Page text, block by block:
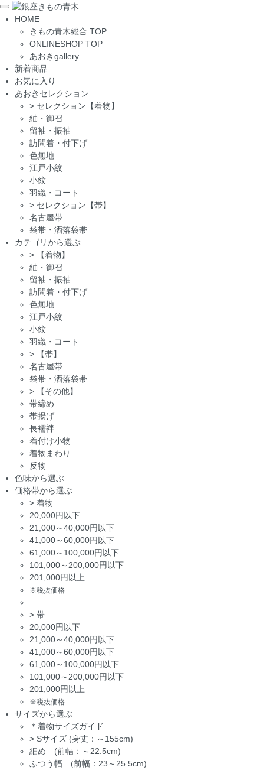
Toggle
navigation
HOME
きもの青木総合 TOP
ONLINESHOP TOP
あおきgallery
新着商品
お気に入り
あおきセレクション
> セレクション【着物】
紬・御召
留袖・振袖
訪問着・付下げ
色無地
江戸小紋
小紋
羽織・コート
> セレクション【帯】
名古屋帯
袋帯・洒落袋帯
カテゴリから選ぶ
>
【着物】
紬・御召
留袖・振袖
訪問着・付下げ
色無地
江戸小紋
小紋
羽織・コート
>
【帯】
名古屋帯
袋帯・洒落袋帯
>
【その他】
帯締め
帯揚げ
長襦袢
着付け小物
着物まわり
反物
色味から選ぶ
価格帯から選ぶ
> 着物
20,000円以下
21,000～40,000円以下
41,000～60,000円以下
61,000～100,000円以下
101,000～200,000円以下
201,000円以上
※税抜価格
> 帯
20,000円以下
21,000～40,000円以下
41,000～60,000円以下
61,000～100,000円以下
101,000～200,000円以下
201,000円以上
※税抜価格
サイズから選ぶ
＊着物サイズガイド
> Sサイズ (身丈：～155cm)
細め (前幅：～22.5cm)
ふつう幅 (前幅：23～25.5cm)